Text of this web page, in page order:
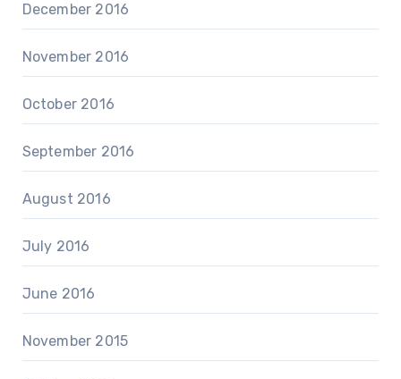
December 2016
November 2016
October 2016
September 2016
August 2016
July 2016
June 2016
November 2015